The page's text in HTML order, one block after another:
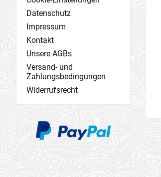
Datenschutz
Impressum
Kontakt
Unsere AGBs
Versand- und
Zahlungsbedingungen
Widerrufsrecht